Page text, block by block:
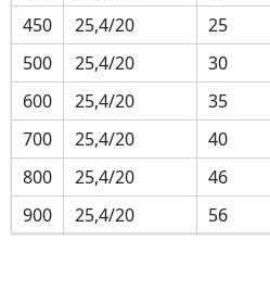
450
25,4/20 25
500
25,4/20 30
600
25,4/20 35
700
25,4/20 40
800
25,4/20 46
900
25,4/20 56